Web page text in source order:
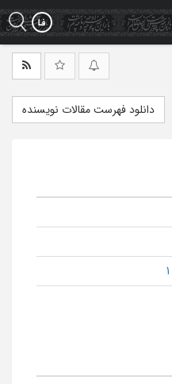
دانلود فهرست مقالات نویسنده